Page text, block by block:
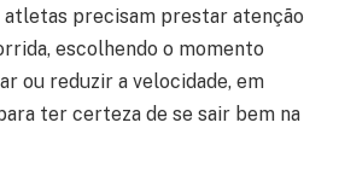
atletas precisam prestar atenção
escolhendo o momento
ou reduzir a velocidade, em
ter certeza de se sair bem na